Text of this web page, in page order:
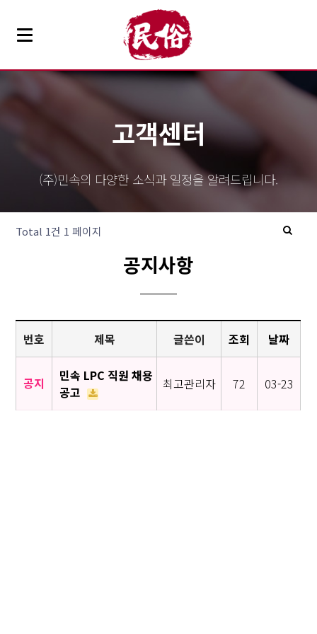
고객센터
(주)민속의 다양한 소식과 일정을 알려드립니다.
Total 1건 1 페이지
공지사항
번호 제목 글쓴이 조회 날짜
공지
민속 LPC 직원 채용
공고
최고관리자 72 03-23